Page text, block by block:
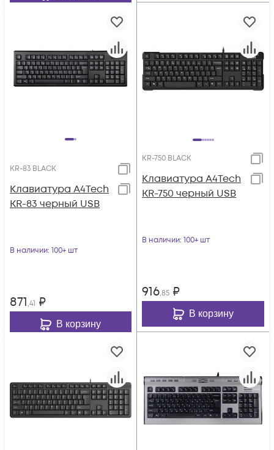
KR-83 BLACK
Клавиатура A4Tech
KR-83 черный USB
В наличии: 100+ шт
871,41 ₽
В корзину
KR-750 BLACK
Клавиатура A4Tech
KR-750 черный USB
В наличии: 100+ шт
916,85 ₽
В корзину